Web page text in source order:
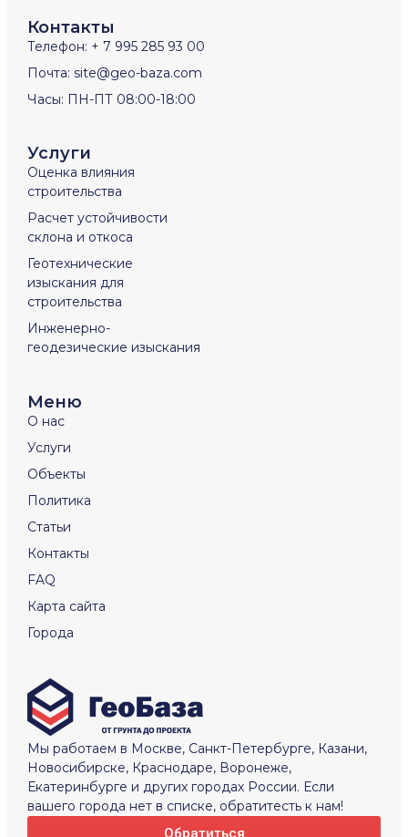
Мы работаем в Москве, Санкт-Петербурге, Казани,
Новосибирске, Краснодаре, Воронеже,
Екатеринбурге и других городах России. Если
вашего города нет в списке, обратитесть к нам!
Обратиться
Услуги
Оценка влияния
строительства
Расчет устойчивости
склона и откоса
Геотехнические
изыскания для
строительства
Инженерно-
геодезические изыскания
Меню
О нас
Услуги
Объекты
Политика
Статьи
Контакты
FAQ
Карта сайта
Города
Контакты
Телефон: + 7 995 285 93 00
Почта: site@geo-baza.com
Часы: ПН-ПТ 08:00-18:00